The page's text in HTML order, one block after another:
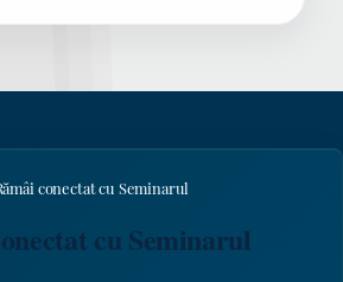
conectat cu Seminarul
cu Seminarul